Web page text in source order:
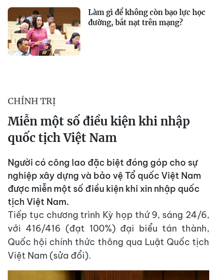
Làm gì để không còn bạo lực học
đường, bắt nạt trên mạng?
CHÍNH TRỊ
Miễn một số điều kiện khi nhập
quốc tịch Việt Nam
Người có công lao đặc biệt đóng góp cho sự
nghiệp xây dựng và bảo vệ Tổ quốc Việt Nam
được miễn một số điều kiện khi xin nhập quốc
tịch Việt Nam.
Tiếp tục chương trình Kỳ họp thứ 9, sáng 24/6,
với 416/416 (đạt 100%) đại biểu tán thành,
Quốc hội chính thức thông qua Luật Quốc tịch
Việt Nam (sửa đổi).